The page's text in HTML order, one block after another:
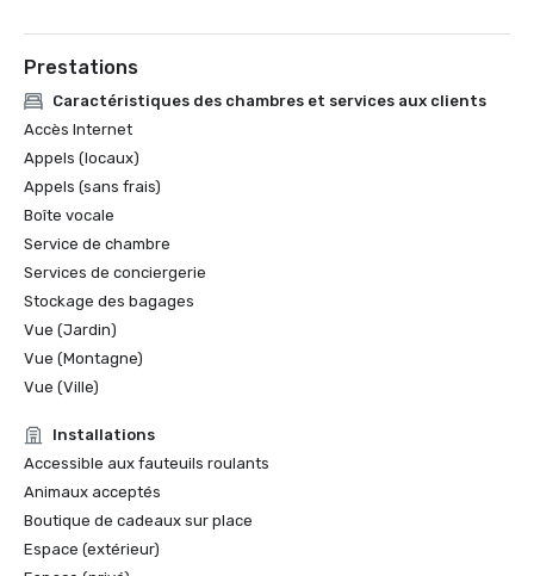
Prestations
Caractéristiques des chambres et services aux clients
Accès Internet
Appels (locaux)
Appels (sans frais)
Boîte vocale
Service de chambre
Services de conciergerie
Stockage des bagages
Vue (Jardin)
Vue (Montagne)
Vue (Ville)
Installations
Accessible aux fauteuils roulants
Animaux acceptés
Boutique de cadeaux sur place
Espace (extérieur)